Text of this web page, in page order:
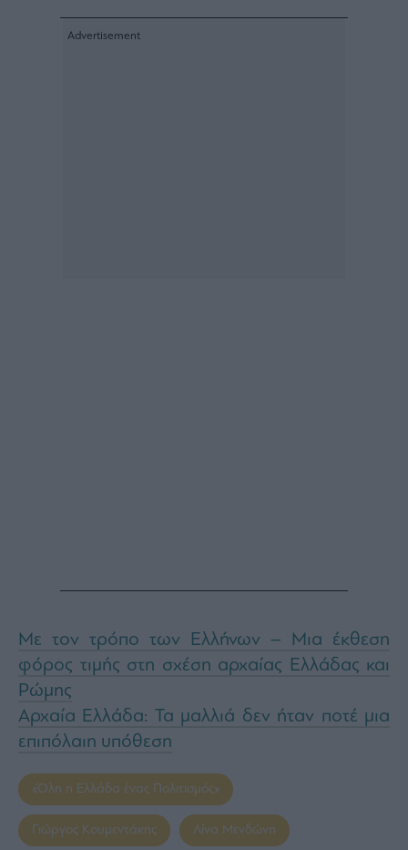
Με τον τρόπο των Ελλήνων – Μια έκθεση
φόρος τιμής στη σχέση αρχαίας Ελλάδας και
Ρώμης
Αρχαία Ελλάδα: Τα μαλλιά δεν ήταν ποτέ μια
επιπόλαιη υπόθεση
«Όλη η Ελλάδα ένας Πολιτισμός»
Γιώργος Κουμεντάκης Λίνα Μενδώνη